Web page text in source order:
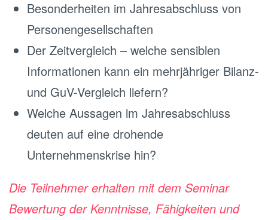
Besonderheiten im Jahresabschluss von
Personengesellschaften
Der Zeitvergleich – welche sensiblen
Informationen kann ein mehrjähriger Bilanz-
und GuV-Vergleich liefern?
Welche Aussagen im Jahresabschluss
deuten auf eine drohende
Unternehmenskrise hin?
Die Teilnehmer erhalten mit dem Seminar
Bewertung der Kenntnisse, Fähigkeiten und